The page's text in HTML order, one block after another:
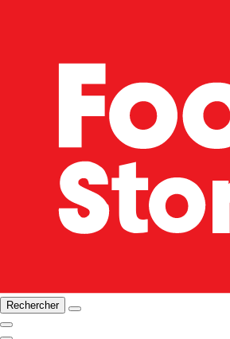
Rechercher